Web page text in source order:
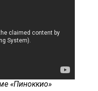
«Пиноккио»